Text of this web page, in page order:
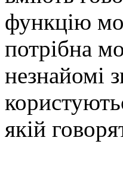
функцію
потрібна
незнайомі
якій